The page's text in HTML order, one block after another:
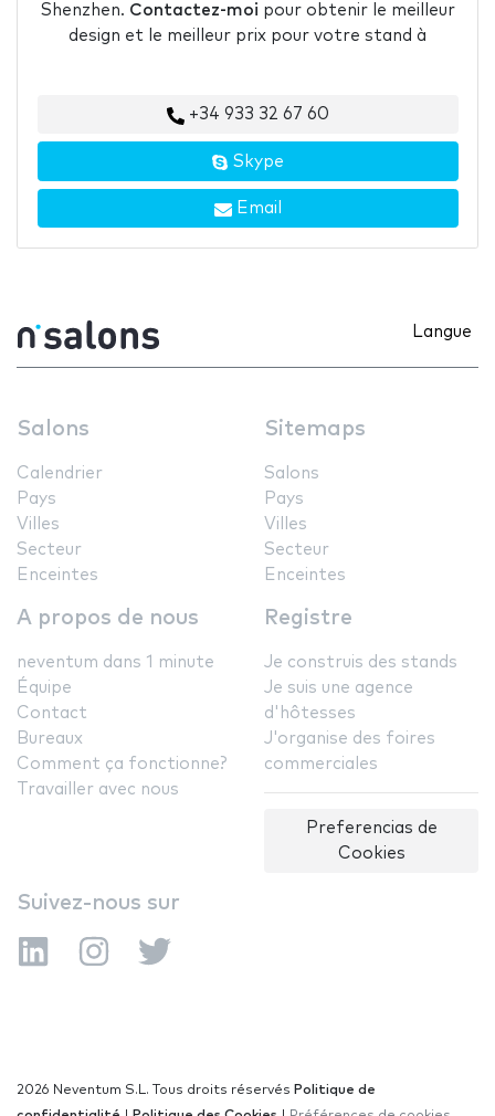
Shenzhen. Contactez-moi pour obtenir le meilleur
design et le meilleur prix pour votre stand à
+34 933 32 67 60
Skype
Email
Langue
Salons
Calendrier
Pays
Villes
Secteur
Enceintes
Sitemaps
Salons
Pays
Villes
Secteur
Enceintes
A propos de nous
neventum dans 1 minute
Équipe
Contact
Bureaux
Comment ça fonctionne?
Travailler avec nous
Registre
Je construis des stands
Je suis une agence
d'hôtesses
J'organise des foires
commerciales
Preferencias de
Cookies
Suivez-nous sur
2026 Neventum S.L. Tous droits réservés Politique de